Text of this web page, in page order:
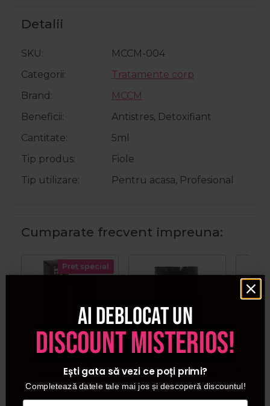
Detalii
SKU
MCCM-004
Categorii
Tratamente corp
Brand
MCCM
Beneficii
Antistres, Detoxifiant
Cantitate
5ml
Tip produs
Fiole
Tip utilizare
Pentru acasa, Profesional
Cumparate frecvent impreuna:
Pret special
pentru gene si
sprancene nr. 3 maro
natural 15ml
epilatoare granule
aurie Full Body Wax
Luxury Premium 1kg
Ai deblocat un
discount misterios!
Ești gata să vezi ce poți primi?
Completează datele tale mai jos și descoperă discountul!